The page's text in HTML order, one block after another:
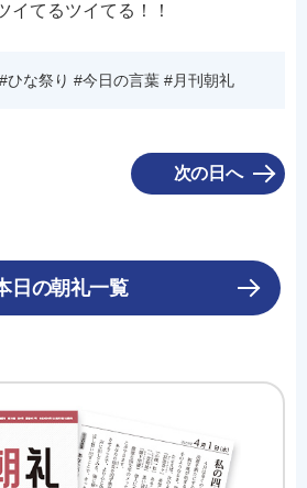
イてるツイてる！！
ひな祭り #今日の言葉 #月刊朝礼
次の日へ
日の朝礼一覧